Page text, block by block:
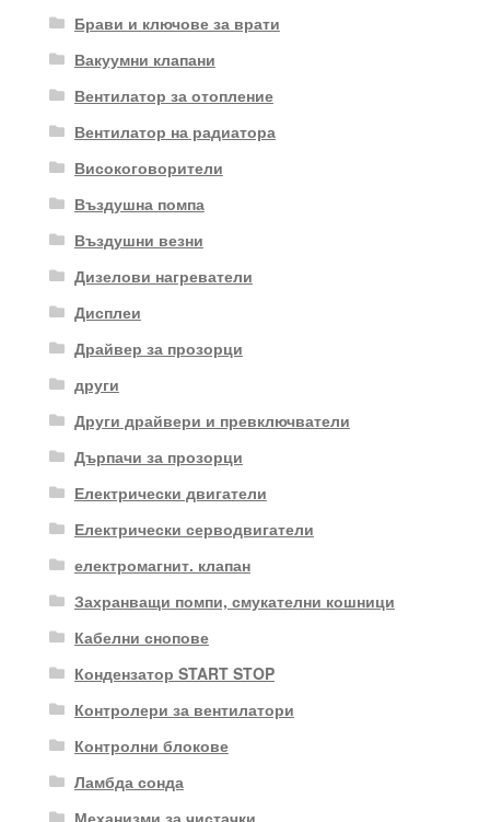
Брави и ключове за врати
Вакуумни клапани
Вентилатор за отопление
Вентилатор на радиатора
Високоговорители
Въздушна помпа
Въздушни везни
Дизелови нагреватели
Дисплеи
Драйвер за прозорци
други
Други драйвери и превключватели
Дърпачи за прозорци
Електрически двигатели
Електрически серводвигатели
електромагнит. клапан
Захранващи помпи, смукателни кошници
Кабелни снопове
Кондензатор START STOP
Контролери за вентилатори
Контролни блокове
Ламбда сонда